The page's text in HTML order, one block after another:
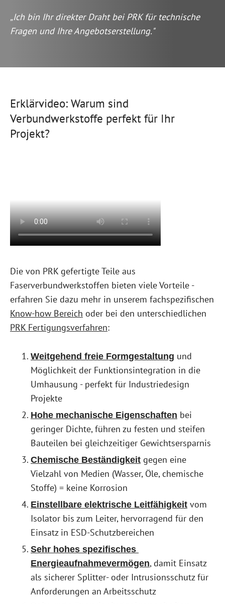
„Ich bin Ihr direkter Draht bei PRK für technische
Fragen und Ihre Angebotserstellung."
Erklärvideo: Warum sind
Verbundwerkstoffe perfekt für Ihr
Projekt?
Die von PRK gefertigte Teile aus
Faserverbundwerkstoffen bieten viele Vorteile -
erfahren Sie dazu mehr in unserem fachspezifischen
Know-how Bereich oder bei den unterschiedlichen
PRK Fertigungsverfahren:
Weitgehend freie Formgestaltung und
Möglichkeit der Funktionsintegration in die
Umhausung - perfekt für Industriedesign
Projekte
Hohe mechanische Eigenschaften bei
geringer Dichte, führen zu festen und steifen
Bauteilen bei gleichzeitiger Gewichtsersparnis
Chemische Beständigkeit gegen eine
Vielzahl von Medien (Wasser, Öle, chemische
Stoffe) = keine Korrosion
Einstellbare elektrische Leitfähigkeit vom
Isolator bis zum Leiter, hervorragend für den
Einsatz in ESD-Schutzbereichen
Sehr hohes spezifisches
Energieaufnahmevermögen, damit Einsatz
als sicherer Splitter- oder Intrusionsschutz für
Anforderungen an Arbeitsschutz